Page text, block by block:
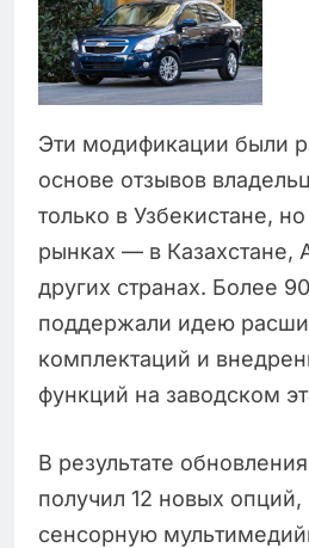
Эти модификации были
основе отзывов
только в Узбекистане,
рынках — в Казахстане,
других странах. Более
поддержали идею
комплектаций и
функций на заводском
В результате
получил 12 новых опций,
сенсорную